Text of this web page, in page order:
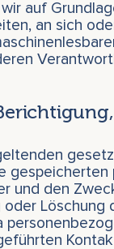
auf
an sich
gespeicherten
und den
Löschung